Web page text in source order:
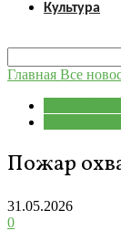
Культура
Главная Все
Пожар
31.05.2026
0